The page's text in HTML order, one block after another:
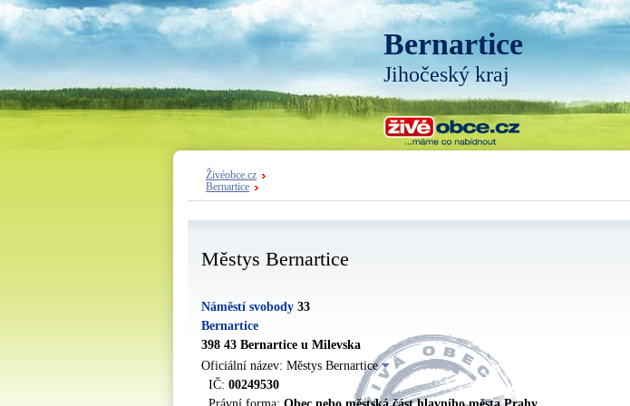
Bernartice
Jihočeský kraj
Živéobce.cz
Bernartice
Městys Bernartice
Náměstí svobody 33
Bernartice
398 43 Bernartice u Milevska
Oficiální název: Městys Bernartice
IČ: 00249530